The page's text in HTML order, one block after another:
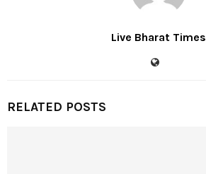
Live Bharat Times
RELATED POSTS